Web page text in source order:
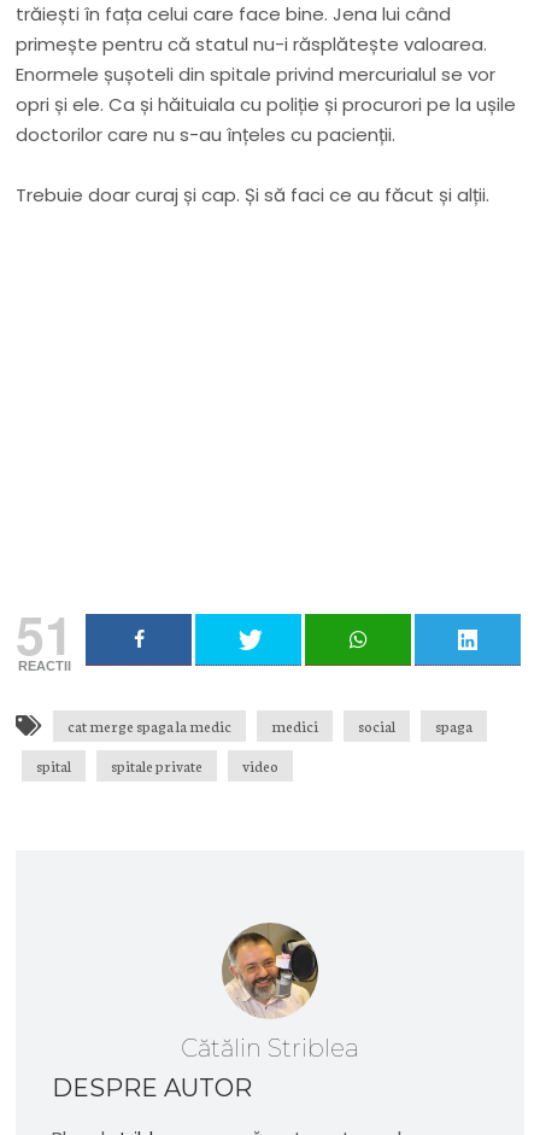
trăiești în fața celui care face bine. Jena lui când
primește pentru că statul nu-i răsplătește valoarea.
Enormele șușoteli din spitale privind mercurialul se vor
opri și ele. Ca și hăituiala cu poliție și procurori pe la ușile
doctorilor care nu s-au înțeles cu pacienții.
Trebuie doar curaj și cap. Și să faci ce au făcut și alții.
51
REACTII
cat merge spaga la medic medici social
spaga
spital
spitale private video
Cătălin Striblea
DESPRE AUTOR